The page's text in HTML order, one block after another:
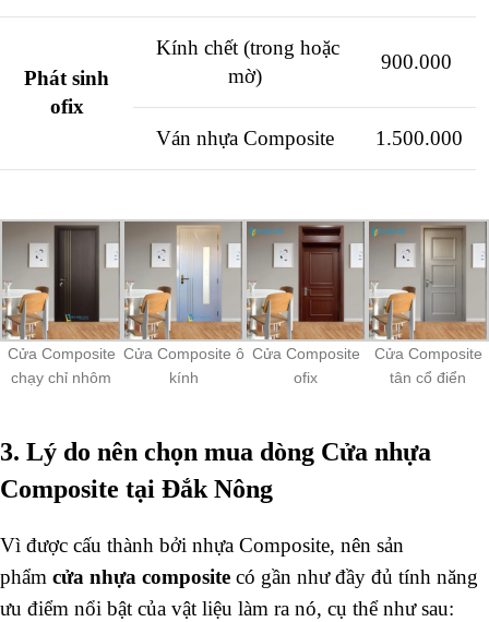
Phát sinh
ofix
Kính chết (trong hoặc
mờ)
900.000
Ván nhựa Composite 1.500.000
Cửa Composite
chạy chỉ nhôm
Cửa Composite ô
kính
Cửa Composite
ofix
Cửa Composite
tân cổ điển
3. Lý do nên chọn mua dòng Cửa nhựa
Composite tại Đắk Nông
Vì được cấu thành bởi nhựa Composite, nên sản
phẩm cửa nhựa composite có gần như đầy đủ tính năng
ưu điểm nổi bật của vật liệu làm ra nó, cụ thể như sau: